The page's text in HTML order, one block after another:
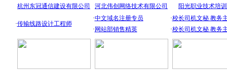
杭州东冠通信建设有限公司
·传输线路设计工程师
河北伟创网络技术有限公司
·中文域名注册专员
· 网站部销售精英
阳光职业技术培
·校长司机文秘 教务
·校长司机文秘 教务